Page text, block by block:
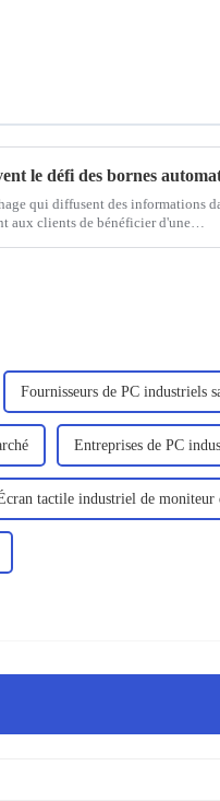
qui diffusent des informations
aux clients de bénéficier d'une
Fournisseurs de PC industriels
Entreprises de PC
tactile industriel de moniteur